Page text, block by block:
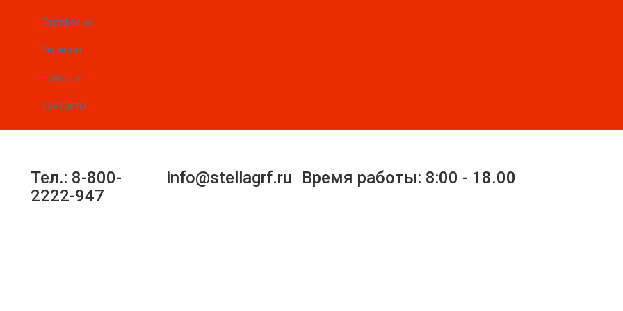
Портфолио
Решения
Новости
Контакты
Тел.: 8-800-
2222-947
info@stellagrf.ru Время работы: 8:00 - 18.00